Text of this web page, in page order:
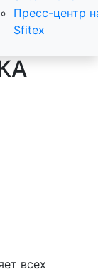
Пресс-центр
Sfitex
всех